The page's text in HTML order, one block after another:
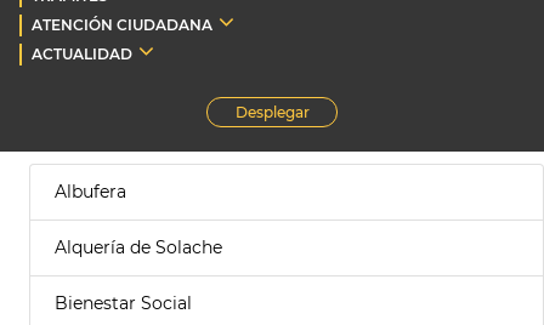
ATENCIÓN CIUDADANA
ACTUALIDAD
Desplegar
Albufera
Alquería de Solache
Bienestar Social